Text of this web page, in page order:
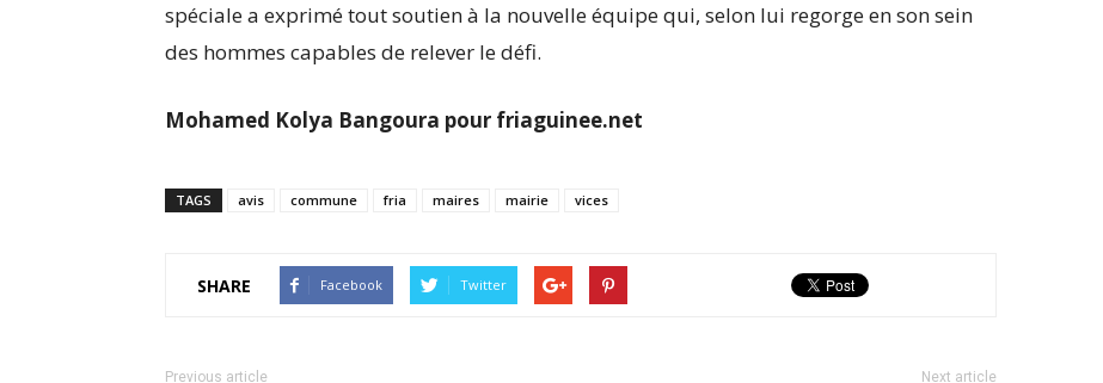
spéciale a exprimé tout soutien à la nouvelle équipe qui, selon lui regorge en son sein
des hommes capables de relever le défi.
Mohamed Kolya Bangoura pour friaguinee.net
TAGS avis commune fria maires mairie vices
SHARE Facebook Twitter
Previous article Next article